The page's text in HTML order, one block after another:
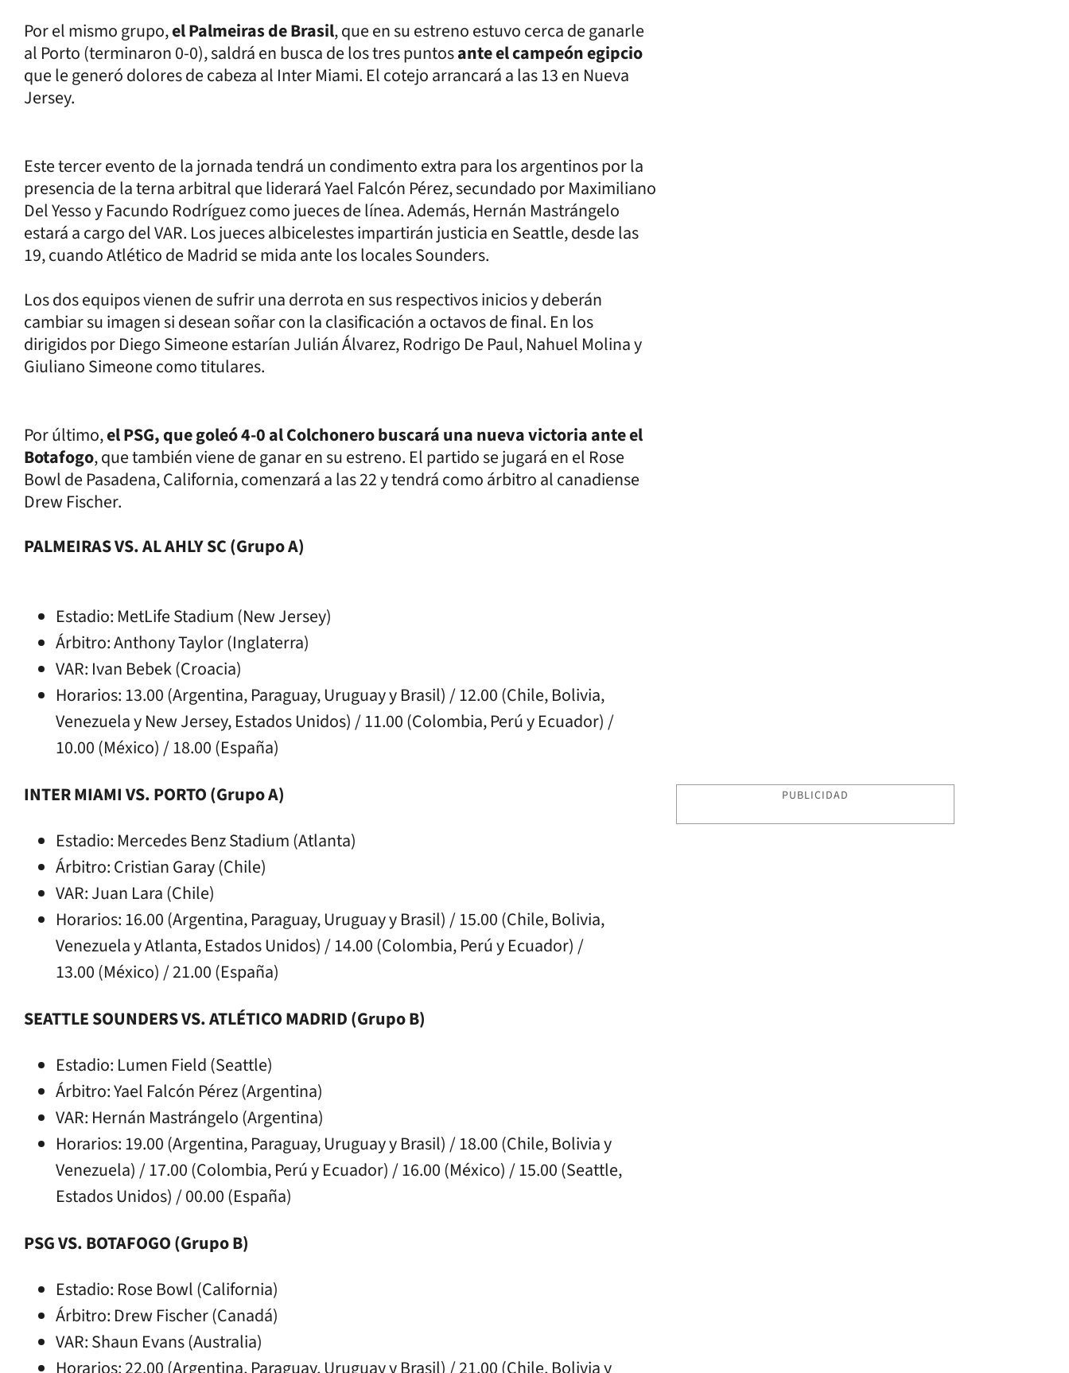
Por el mismo grupo,el Palmeiras de Brasil, que en su estreno estuvo cerca de ganarle
al Porto (terminaron 0-0), saldrá en busca de los tres puntosante el campeón egipcio
que le generó dolores de cabeza al Inter Miami. El cotejo arrancará a las 13 en Nueva
Jersey.
Este tercer evento de la jornada tendrá un condimento extra para los argentinos por la
presencia de la terna arbitral que liderará Yael Falcón Pérez, secundado por Maximiliano
Del Yesso y Facundo Rodríguez como jueces de línea. Además, Hernán Mastrángelo
estará a cargo del VAR. Los jueces albicelestes impartirán justicia en Seattle, desde las
19, cuando Atlético de Madrid se mida ante los locales Sounders.
Los dos equipos vienen de sufrir una derrota en sus respectivos inicios y deberán
cambiar su imagen si desean soñar con la clasificación a octavos de final. En los
dirigidos por Diego Simeone estarían Julián Álvarez, Rodrigo De Paul, Nahuel Molina y
Giuliano Simeone como titulares.
Por último,el PSG, que goleó 4-0 al Colchonero buscará una nueva victoria ante el
Botafogo, que también viene de ganar en su estreno. El partido se jugará en el Rose
Bowl de Pasadena, California, comenzará a las 22 y tendrá como árbitro al canadiense
Drew Fischer.
PALMEIRAS VS. AL AHLY SC (Grupo A)
Estadio: MetLife Stadium (New Jersey)
Árbitro: Anthony Taylor (Inglaterra)
VAR: Ivan Bebek (Croacia)
Horarios: 13.00 (Argentina, Paraguay, Uruguay y Brasil) / 12.00 (Chile, Bolivia,
Venezuela y New Jersey, Estados Unidos) / 11.00 (Colombia, Perú y Ecuador) /
10.00 (México) / 18.00 (España)
INTER MIAMI VS. PORTO (Grupo A)
Estadio: Mercedes Benz Stadium (Atlanta)
Árbitro: Cristian Garay (Chile)
VAR: Juan Lara (Chile)
Horarios: 16.00 (Argentina, Paraguay, Uruguay y Brasil) / 15.00 (Chile, Bolivia,
Venezuela y Atlanta, Estados Unidos) / 14.00 (Colombia, Perú y Ecuador) /
13.00 (México) / 21.00 (España)
SEATTLE SOUNDERS VS. ATLÉTICO MADRID (Grupo B)
Estadio: Lumen Field (Seattle)
Árbitro: Yael Falcón Pérez (Argentina)
VAR: Hernán Mastrángelo (Argentina)
Horarios: 19.00 (Argentina, Paraguay, Uruguay y Brasil) / 18.00 (Chile, Bolivia y
Venezuela) / 17.00 (Colombia, Perú y Ecuador) / 16.00 (México) / 15.00 (Seattle,
Estados Unidos) / 00.00 (España)
PSG VS. BOTAFOGO (Grupo B)
Estadio: Rose Bowl (California)
Árbitro: Drew Fischer (Canadá)
VAR: Shaun Evans (Australia)
PUBLICIDAD